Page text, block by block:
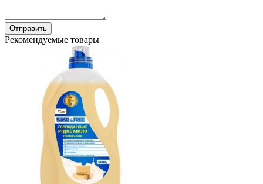
Отправить
Рекомендуемые товары